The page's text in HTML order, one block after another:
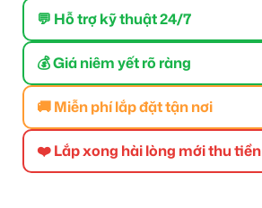
💬 Hỗ trợ kỹ thuật 24/7
💰 Giá niêm yết rõ ràng
🚚 Miễn phí lắp đặt tận nơi
❤️ Lắp xong hài lòng mới thu tiền